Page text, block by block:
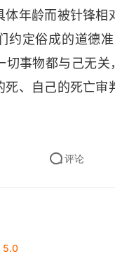
体年龄而被针锋
约定俗成的道德
事物都与己无关
、自己的死亡
被律师和检察官
人觉得平淡无奇
事事，因为失去
社会上生存的，社
会认可但自己还
评论
5.0